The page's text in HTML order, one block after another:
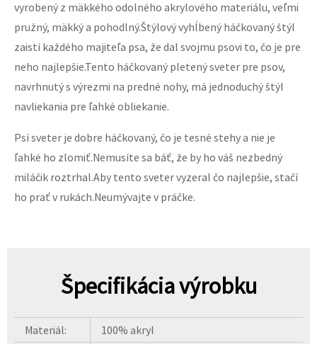
vyrobený z mäkkého odolného akrylového materiálu, veľmi
pružný, mäkký a pohodlný.Štýlový vyhĺbený háčkovaný štýl
zaistí každého majiteľa psa, že dal svojmu psovi to, čo je pre
neho najlepšie.Tento háčkovaný pletený sveter pre psov,
navrhnutý s výrezmi na predné nohy, má jednoduchý štýl
navliekania pre ľahké obliekanie.
Psí sveter je dobre háčkovaný, čo je tesné stehy a nie je
ľahké ho zlomiť.Nemusíte sa báť, že by ho váš nezbedný
miláčik roztrhal.Aby tento sveter vyzeral čo najlepšie, stačí
ho prať v rukách.Neumývajte v práčke.
Špecifikácia výrobku
Materiál:
100% akryl